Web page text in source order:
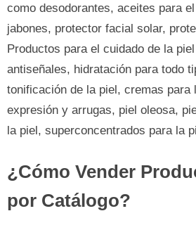
como desodorantes, aceites para
jabones, protector facial solar,
Productos para el cuidado de la
antiseñales, hidratación para todo
tonificación de la piel, cremas para
expresión y arrugas, piel oleosa,
la piel, superconcentrados para la
¿Cómo Vender
por Catálogo?